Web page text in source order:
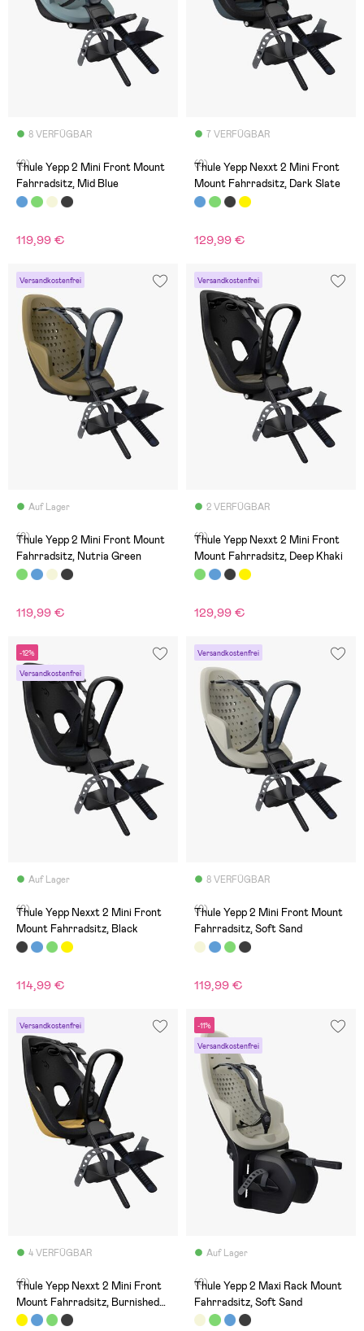
8 VERFÜGBAR
(0)
Thule Yepp 2 Mini Front Mount
Fahrradsitz, Mid Blue
119,99 €
7 VERFÜGBAR
(0)
Thule Yepp Nexxt 2 Mini Front
Mount Fahrradsitz, Dark Slate
129,99 €
Versandkostenfrei
Auf Lager
(0)
Thule Yepp 2 Mini Front Mount
Fahrradsitz, Nutria Green
119,99 €
Versandkostenfrei
2 VERFÜGBAR
(0)
Thule Yepp Nexxt 2 Mini Front
Mount Fahrradsitz, Deep Khaki
129,99 €
-12%
Versandkostenfrei
Auf Lager
(0)
Thule Yepp Nexxt 2 Mini Front
Mount Fahrradsitz, Black
114,99 €
Versandkostenfrei
8 VERFÜGBAR
(0)
Thule Yepp 2 Mini Front Mount
Fahrradsitz, Soft Sand
119,99 €
Versandkostenfrei
4 VERFÜGBAR
(0)
Thule Yepp Nexxt 2 Mini Front
Mount Fahrradsitz, Burnished
Yellow
-11%
Versandkostenfrei
Auf Lager
(0)
Thule Yepp 2 Maxi Rack Mount
Fahrradsitz, Soft Sand